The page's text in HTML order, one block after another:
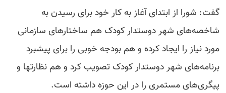
گفت: شورا از ابتدای آغاز به کار خود برای رسیدن به
شاخصه‌های شهر دوستدار کودک هم ساختارهای سازمانی
مورد نیاز را ایجاد کرده و هم بودجه خوبی را برای پیشبرد
برنامه‌های شهر دوستدار کودک تصویب کرد و هم نظارتها و
پیگری‌های مستمری را در این حوزه داشته است.